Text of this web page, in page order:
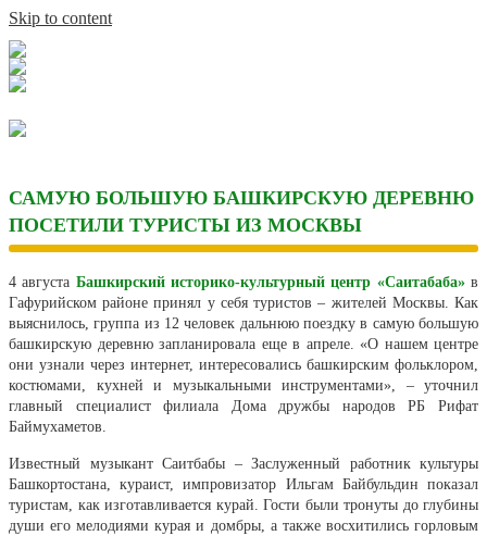
Skip to content
САМУЮ БОЛЬШУЮ БАШКИРСКУЮ ДЕРЕВНЮ
ПОСЕТИЛИ ТУРИСТЫ ИЗ МОСКВЫ
4 августа Башкирский историко-культурный центр «Саитабаба»в
Гафурийском районе принял у себя туристов – жителей Москвы. Как
выяснилось, группа из 12 человек дальнюю поездку в самую большую
башкирскую деревню запланировала еще в апреле. «О нашем центре
они узнали через интернет, интересовались башкирским фольклором,
костюмами, кухней и музыкальными инструментами», – уточнил
главный специалист филиала Дома дружбы народов РБ Рифат
Баймухаметов.
Известный музыкант Саитбабы – Заслуженный работник культуры
Башкортостана, кураист, импровизатор Ильгам Байбульдин показал
туристам, как изготавливается курай. Гости были тронуты до глубины
души его мелодиями курая и домбры, а также восхитились горловым